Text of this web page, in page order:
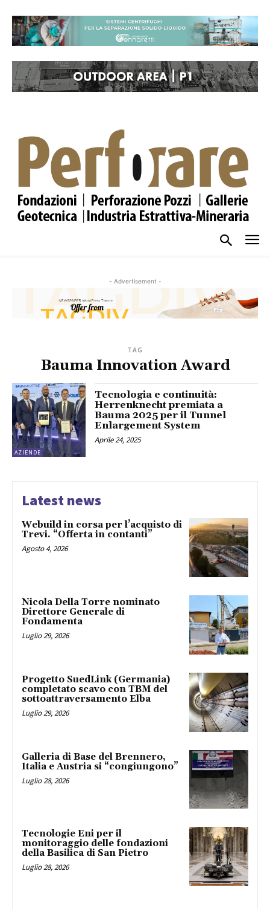
- Advertisement -
TAG
Bauma Innovation Award
AZIENDE
Tecnologia e continuità:
Herrenknecht premiata a
Bauma 2025 per il Tunnel
Enlargement System
Aprile 24, 2025
Latest news
Webuild in corsa per l’acquisto di
Trevi. “Offerta in contanti”
Agosto 4, 2026
Nicola Della Torre nominato
Direttore Generale di
Fondamenta
Luglio 29, 2026
Progetto SuedLink (Germania)
completato scavo con TBM del
sottoattraversamento Elba
Luglio 29, 2026
Galleria di Base del Brennero,
Italia e Austria si “congiungono”
Luglio 28, 2026
Tecnologie Eni per il
monitoraggio delle fondazioni
della Basilica di San Pietro
Luglio 28, 2026